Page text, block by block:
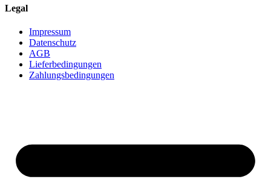
Legal
Impressum
Datenschutz
AGB
Lieferbedingungen
Zahlungsbedingungen